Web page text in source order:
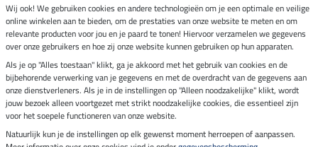
Verzending per
Veilig betalen met
Impressum
Wij ook! We gebruiken cookies en andere technologieën om je een optimale en veilige
online winkelen aan te bieden, om de prestaties van onze website te meten en om
relevante producten voor jou en je paard te tonen! Hiervoor verzamelen we gegevens
over onze gebruikers en hoe zij onze website kunnen gebruiken op hun apparaten.
Als je op "Alles toestaan" klikt, ga je akkoord met het gebruik van cookies en de
bijbehorende verwerking van je gegevens en met de overdracht van de gegevens aan
onze dienstverleners. Als je in de instellingen op "Alleen noodzakelijke" klikt, wordt
jouw bezoek alleen voortgezet met strikt noodzakelijke cookies, die essentieel zijn
voor het soepele functioneren van onze website.
Natuurlijk kun je de instellingen op elk gewenst moment herroepen of aanpassen.